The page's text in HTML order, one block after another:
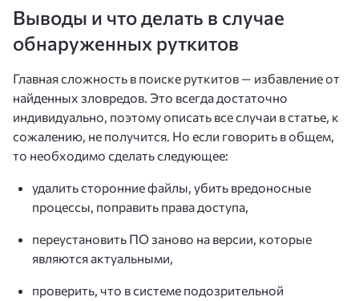
Выводы и что делать в случае
обнаруженных руткитов
Главная сложность в поиске руткитов — избавление от
найденных зловредов. Это всегда достаточно
индивидуально, поэтому описать все случаи в статье, к
сожалению, не получится. Но если говорить в общем,
то необходимо сделать следующее:
удалить сторонние файлы, убить вредоносные
процессы, поправить права доступа,
переустановить ПО заново на версии, которые
являются актуальными,
проверить, что в системе подозрительной